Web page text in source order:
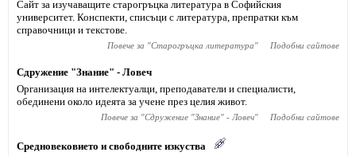
Сайт за изучаващите старогръцка литература в Софийския
университет. Конспекти, списъци с литература, препратки към
справочници и текстове.
Повече за "Старогръцка литература" Подобни сайтове
Сдружение "Знание" - Ловеч
Организация на интелектуалци, преподаватели и специалисти,
обединени около идеята за учене през целия живот.
Повече за "Сдружение "Знание" - Ловеч" Подобни сайтове
Средновековието и свободните изкуства